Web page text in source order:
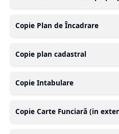
Copie Plan de Încadrare
Copie plan cadastral
Copie Intabulare
Copie Carte Funciară (in